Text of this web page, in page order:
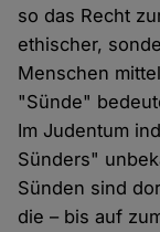
so das Recht
ethischer,
Menschen
"Sünde"
Im Judentum
Sünders"
Sünden sind
die – bis auf